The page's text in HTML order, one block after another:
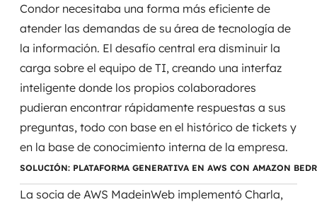
Migración a Cloud
UX / UI design
Sostener operaciones con eficiencia
Sustentación de aplicaciones
SRE / DevOps
Condor necesitaba una forma más eficiente de
atender las demandas de su área de tecnología de
la información. El desafío central era disminuir la
carga sobre el equipo de TI, creando una interfaz
inteligente donde los propios colaboradores
pudieran encontrar rápidamente respuestas a sus
preguntas, todo con base en el histórico de tickets y
en la base de conocimiento interna de la empresa.
SOLUCIÓN: PLATAFORMA GENERATIVA EN AWS CON AMAZON
La socia de AWS MadeinWeb implementó Charla,